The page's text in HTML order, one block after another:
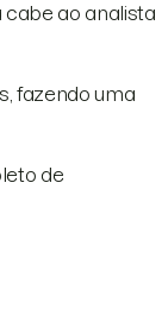
cabe ao analista
fazendo uma
de